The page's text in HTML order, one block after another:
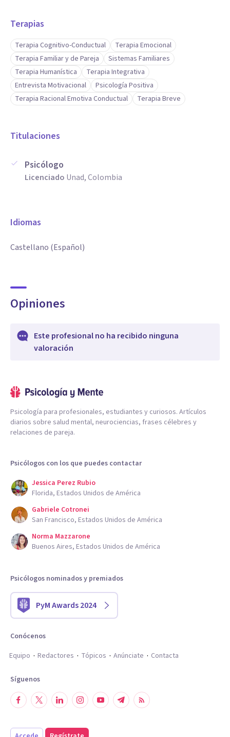
Terapias
Terapia Cognitivo-Conductual
Terapia Emocional
Terapia Familiar y de Pareja
Sistemas Familiares
Terapia Humanística
Terapia Integrativa
Entrevista Motivacional
Psicología Positiva
Terapia Racional Emotiva Conductual
Terapia Breve
Titulaciones
Psicólogo
Licenciado Unad, Colombia
Idiomas
Castellano (Español)
Opiniones
Este profesional no ha recibido ninguna
valoración
Psicología para profesionales, estudiantes y curiosos. Artículos
diarios sobre salud mental, neurociencias, frases célebres y
relaciones de pareja.
Psicólogos con los que puedes contactar
Jessica Perez Rubio
Florida, Estados Unidos de América
Gabriele Cotronei
San Francisco, Estados Unidos de América
Norma Mazzarone
Buenos Aires, Estados Unidos de América
Psicólogos nominados y premiados
PyM Awards 2024
Conócenos
Equipo
Redactores Tópicos Anúnciate Contacta
Síguenos